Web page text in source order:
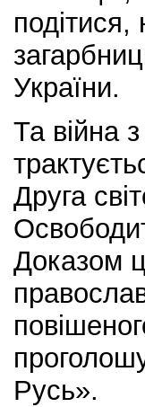
України.
Та війна
Друга
Доказом
Русь».